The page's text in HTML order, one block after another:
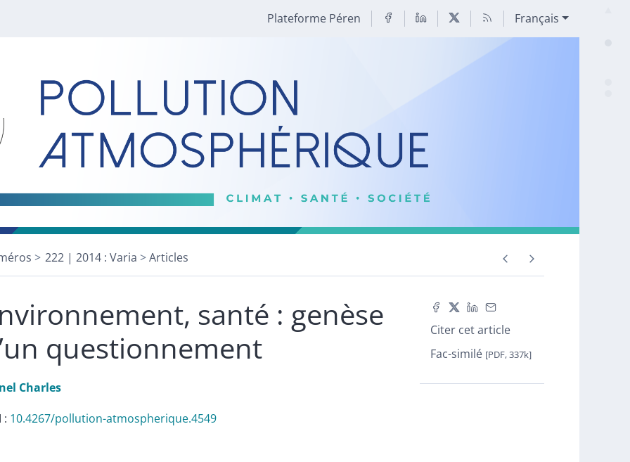
Plateforme Péren Français
222 | 2014 : Varia Articles
Citer cet article
Fac-similé [PDF, 337k]
santé : genèse
questionnement
Charles
: 10.4267/pollution-atmospherique.4549